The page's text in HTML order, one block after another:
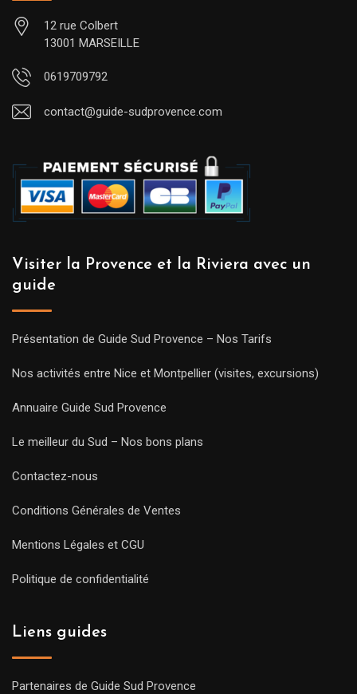
12 rue Colbert
13001 MARSEILLE
0619709792
contact@guide-sudprovence.com
Visiter la Provence et la Riviera avec un
guide
Présentation de Guide Sud Provence – Nos Tarifs
Nos activités entre Nice et Montpellier (visites, excursions)
Annuaire Guide Sud Provence
Le meilleur du Sud – Nos bons plans
Contactez-nous
Conditions Générales de Ventes
Mentions Légales et CGU
Politique de confidentialité
Liens guides
Partenaires de Guide Sud Provence